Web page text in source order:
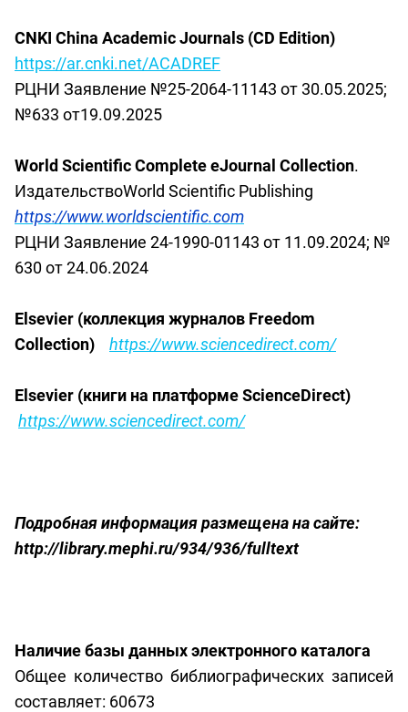
CNKI China Academic Journals (CD Edition)
https://ar.cnki.net/ACADREF
РЦНИ Заявление №25-2064-11143 от 30.05.2025;
№633 от19.09.2025
World Scientific Complete eJournal Collection.
ИздательствоWorld Scientific Publishing
https://www.worldscientific.com
РЦНИ Заявление 24-1990-01143 от 11.09.2024; №
630 от 24.06.2024
Elsevier (коллекция журналов Freedom
Collection) https://www.sciencedirect.com/
Elsevier (книги на платформеScienceDirect)
https://www.sciencedirect.com/
Подробная информация размещена на сайте:
http://library.mephi.ru/934/936/fulltext
Наличие базы данных электронного каталога
Общее количество библиографических записей
составляет: 60673